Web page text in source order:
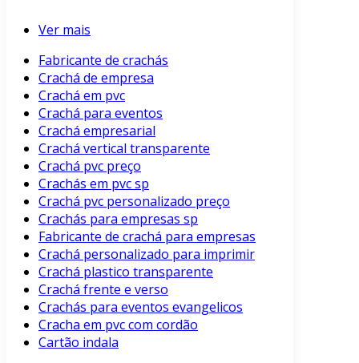
Ver mais
Fabricante de crachás
Crachá de empresa
Crachá em pvc
Crachá para eventos
Crachá empresarial
Crachá vertical transparente
Crachá pvc preço
Crachás em pvc sp
Crachá pvc personalizado preço
Crachás para empresas sp
Fabricante de crachá para empresas
Crachá personalizado para imprimir
Crachá plastico transparente
Crachá frente e verso
Crachás para eventos evangelicos
Cracha em pvc com cordão
Cartão indala